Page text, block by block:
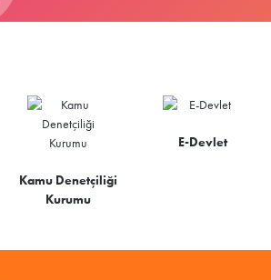
Kamu Denetçiliği
Kurumu
E-Devlet